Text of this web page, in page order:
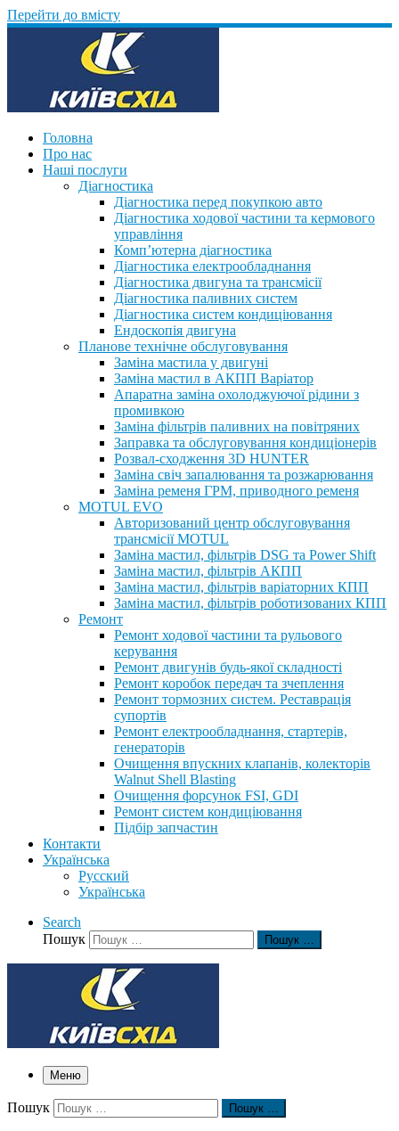
Перейти до вмісту
Головна
Про нас
Наші послуги
Діагностика
Діагностика перед покупкою авто
Діагностика ходової частини та кермового
управління
Комп’ютерна діагностика
Діагностика електрообладнання
Діагностика двигуна та трансмісії
Діагностика паливних систем
Діагностика систем кондиціювання
Ендоскопія двигуна
Планове технічне обслуговування
Заміна мастила у двигуні
Заміна мастил в АКПП Варіатор
Апаратна заміна охолоджуючої рідини з
промивкою
Заміна фільтрів паливних на повітряних
Заправка та обслуговування кондиціонерів
Розвал-сходження 3D HUNTER
Заміна свіч запалювання та розжарювання
Заміна ременя ГРМ, приводного ременя
MOTUL EVO
Авторизований центр обслуговування
трансмісії MOTUL
Заміна мастил, фільтрів DSG та Power Shift
Заміна мастил, фільтрів АКПП
Заміна мастил, фільтрів варіаторних КПП
Заміна мастил, фільтрів роботизованих КПП
Ремонт
Ремонт ходової частини та рульового
керування
Ремонт двигунів будь-якої складності
Ремонт коробок передач та зчеплення
Ремонт тормозних систем. Реставрація
супортів
Ремонт електрообладнання, стартерів,
генераторів
Очищення впускних клапанів, колекторів
Walnut Shell Blasting
Очищення форсунок FSI, GDI
Ремонт систем кондиціювання
Підбір запчастин
Контакти
Українська
Русский
Українська
Search
Пошук
Пошук …
Меню
Пошук Пошук …